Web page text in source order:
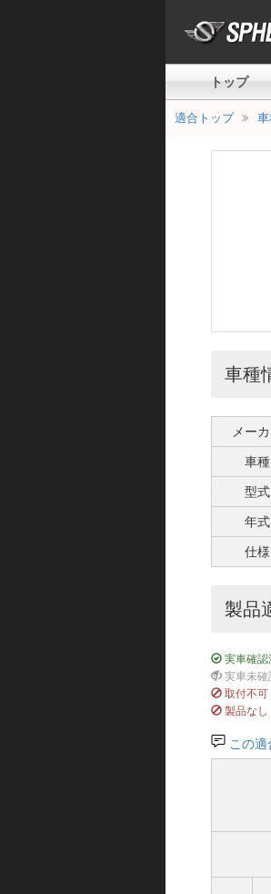
トップ
適合トップ
車種
メー
車種
型式
年式
仕様
製品
実車確認
実車未確
取付不可
製品なし
この